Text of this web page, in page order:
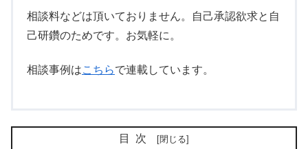
相談料などは頂いておりません。自己承認欲求と自
己研鑽のためです。お気軽に。
相談事例はこちらで連載しています。
目次